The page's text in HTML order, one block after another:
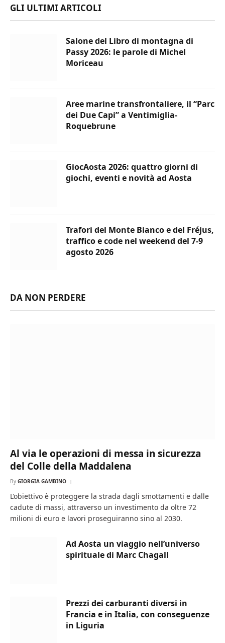
GLI ULTIMI ARTICOLI
Salone del Libro di montagna di
Passy 2026: le parole di Michel
Moriceau
Aree marine transfrontaliere, il “Parc
dei Due Capi” a Ventimiglia-
Roquebrune
GiocAosta 2026: quattro giorni di
giochi, eventi e novità ad Aosta
Trafori del Monte Bianco e del Fréjus,
traffico e code nel weekend del 7-9
agosto 2026
DA NON PERDERE
Al via le operazioni di messa in sicurezza
del Colle della Maddalena
By GIORGIA GAMBINO
L’obiettivo è proteggere la strada dagli smottamenti e dalle
cadute di massi, attraverso un investimento da oltre 72
milioni di euro e lavori proseguiranno sino al 2030.
Ad Aosta un viaggio nell’universo
spirituale di Marc Chagall
Prezzi dei carburanti diversi in
Francia e in Italia, con conseguenze
in Liguria